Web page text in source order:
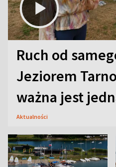
Ruch od
Jeziorem
ważna jest
Aktualności